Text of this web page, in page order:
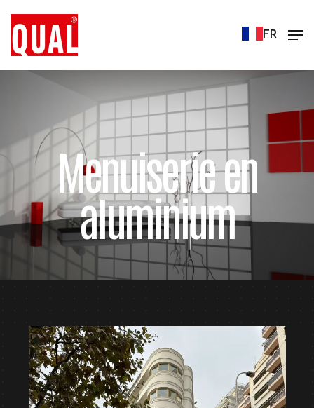
FR
Menuiserie en
aluminium